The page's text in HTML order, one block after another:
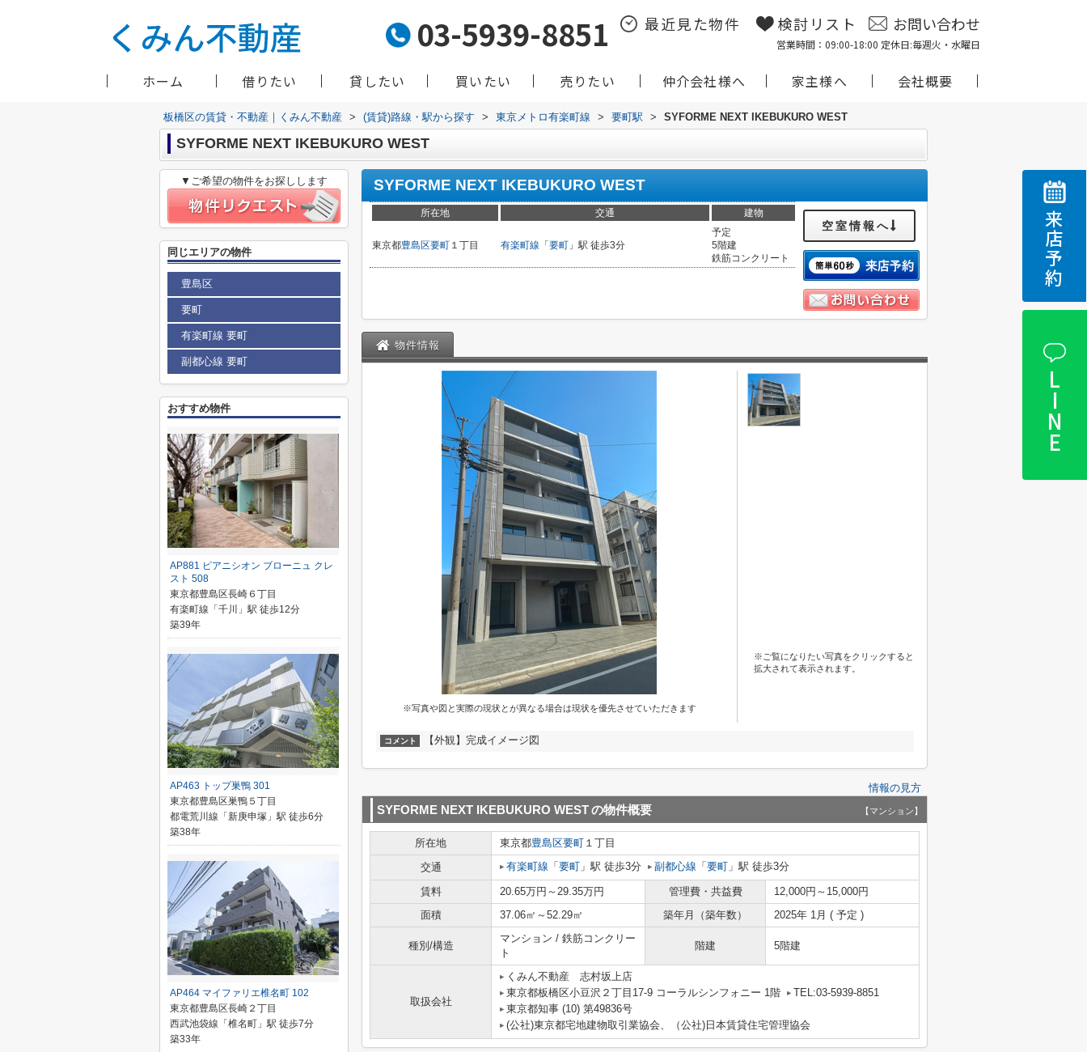
03-5939-8851 最近見た物件 検討リスト お問い合わせ
営業時間：09:00-18:00 定休日:毎週火・水曜日
ホーム 借りたい 貸したい 買いたい 売りたい 仲介会社様へ 家主様へ 会社概要
来店予約
LINE
板橋区の賃貸・不動産｜くみん不動産 > (賃貸)路線・駅から探す > 東京メトロ有楽町線 > 要町駅 > SYFORME NEXT IKEBUKURO WEST
SYFORME NEXT IKEBUKURO WEST
SYFORME NEXT IKEBUKURO WEST
所在地 交通 建物
東京都豊島区要町 １丁目 有楽町線 「 要町 」駅 徒歩3分
予定
5階建
鉄筋コンクリート
空室情報へ
物件情報
※写真や図と実際の現状とが異なる場合は現状を優先させていただきます
※ご覧になりたい写真をクリックすると
拡大されて表示されます。
コメント 【外観】完成イメージ図
情報の見方
SYFORME NEXT IKEBUKURO WESTの物件概要 【マンション】
所在地 東京都豊島区要町 １丁目
交通
有楽町線 「 要町 」駅 徒歩3分 副都心線 「 要町 」駅 徒歩3分
賃料 20.65万円～29.35万円 管理費・共益費
12,000円～15,000円
面積
37.06㎡～52.29㎡ 築年月（築年数） 2025年 1月 ( 予定 )
種別/構造
マンション / 鉄筋コンクリー
ト
階建 5階建
取扱会社
くみん不動産 志村坂上店
東京都板橋区小豆沢２丁目17-9 コーラルシンフォニー 1階
TEL:03-5939-8851
東京都知事 (10) 第49836号
(公社)東京都宅地建物取引業協会、（公社)日本賃貸住宅管理協会
▼ご希望の物件をお探しします
同じエリアの物件
豊島区
要町
有楽町線 要町
副都心線 要町
おすすめ物件
AP881 ピアニシオン ブローニュ クレ
スト 508
東京都豊島区長崎６丁目
有楽町線「千川」駅 徒歩12分
築39年
AP463 トップ巣鴨 301
東京都豊島区巣鴨５丁目
都電荒川線「新庚申塚」駅 徒歩6分
築38年
AP464 マイファリエ椎名町 102
東京都豊島区長崎２丁目
西武池袋線「椎名町」駅 徒歩7分
築33年